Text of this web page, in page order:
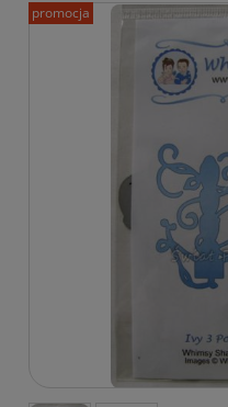
promocja